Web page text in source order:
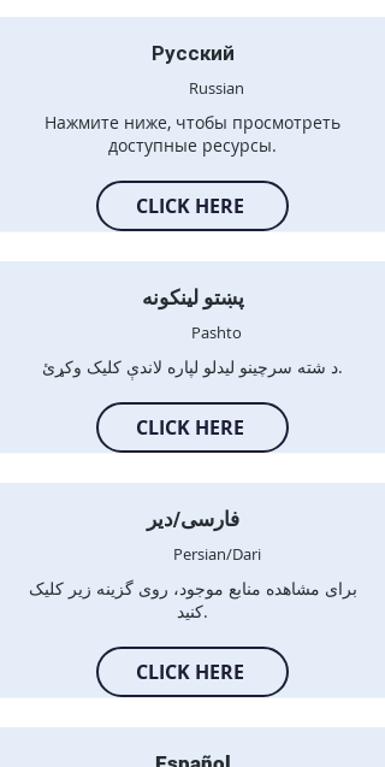
Русский
Russian
Нажмите ниже, чтобы просмотреть
доступные ресурсы.
CLICK HERE
پښتو لینکونه
Pashto
د شته سرچینو لیدلو لپاره لاندې کلیک وکړئ.
CLICK HERE
فارسی/دیر
Persian/Dari
برای مشاهده منابع موجود، روی گزینه زیر کلیک
کنید.
CLICK HERE